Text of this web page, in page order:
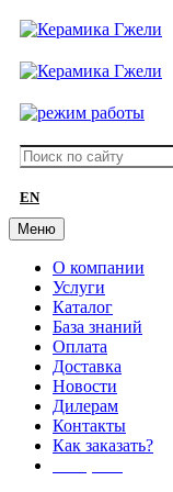
EN
Меню
О компании
Услуги
Каталог
База знаний
Оплата
Доставка
Новости
Дилерам
Контакты
Как заказать?